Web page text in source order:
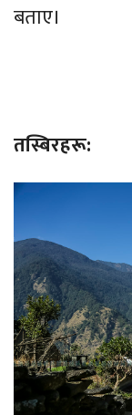
बताए।
तस्बिरहरू: